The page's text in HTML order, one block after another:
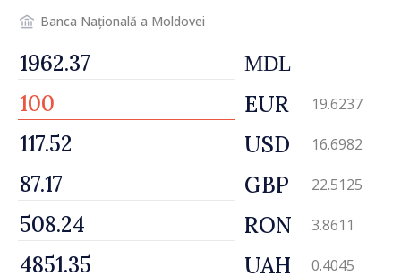
Banca Națională a Moldovei
MDL
EUR 19.6237
USD 16.6982
GBP 22.5125
RON 3.8611
UAH 0.4045